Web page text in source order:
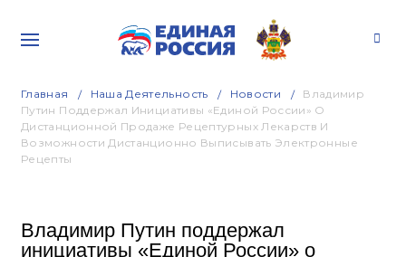
Главная Наша Деятельность Новости
Владимир
Путин Поддержал Инициативы «Единой России» О
Дистанционной Продаже Рецептурных Лекарств И
Возможности Дистанционно Выписывать Электронные
Рецепты
Владимир Путин поддержал
инициативы «Единой России» о